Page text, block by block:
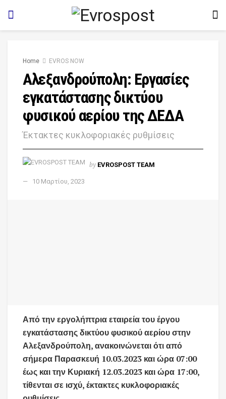
Home EVROS NOW
Αλεξανδρούπολη: Εργασίες
εγκατάστασης δικτύου
φυσικού αερίου της ΔΕΔΑ
Έκτακτες κυκλοφοριακές ρυθμίσεις
by EVROSPOST TEAM
10 Μαρτίου, 2023
Από την εργολήπτρια εταιρεία του έργου
εγκατάστασης δικτύου φυσικού αερίου στην
Αλεξανδρούπολη, ανακοινώνεται ότι από
σήμερα Παρασκευή 10.03.2023 και ώρα 07:00
έως και την Κυριακή 12.03.2023 και ώρα 17:00,
τίθενται σε ισχύ, έκτακτες κυκλοφοριακές